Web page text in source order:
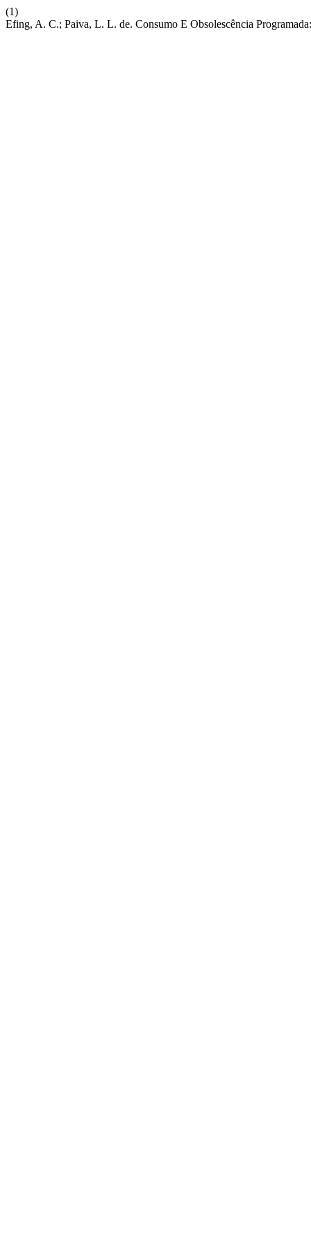
(1)
Efing, A. C.; Paiva, L. L. de. Consumo E Obsolescência